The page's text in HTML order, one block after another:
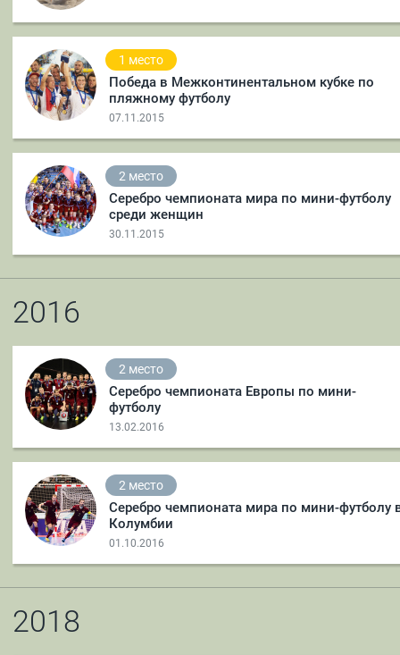
1 место
Победа в Межконтинентальном кубке по
пляжному футболу
07.11.2015
2 место
Серебро чемпионата мира по мини-футболу
среди женщин
30.11.2015
2016
2 место
Серебро чемпионата Европы по мини-
футболу
13.02.2016
2 место
Серебро чемпионата мира по мини-футболу
Колумбии
01.10.2016
2018